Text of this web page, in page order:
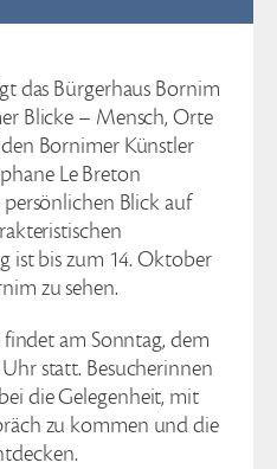
das Bürgerhaus Bornim
Blicke – Mensch, Orte
Bornimer Künstler
Le Breton
Blick auf
ist bis zum 14. Oktober
zu sehen.
findet am Sonntag, dem
statt. Besucherinnen
die Gelegenheit, mit
zu kommen und die